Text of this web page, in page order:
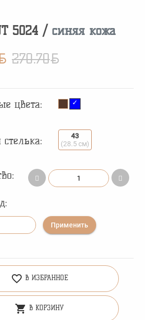
5024 / синяя кожа
270.70BYN
цвета:
43
(28.5 см)
Применить
favorite_border В ИЗБРАННОЕ
shopping_cart В КОРЗИНУ